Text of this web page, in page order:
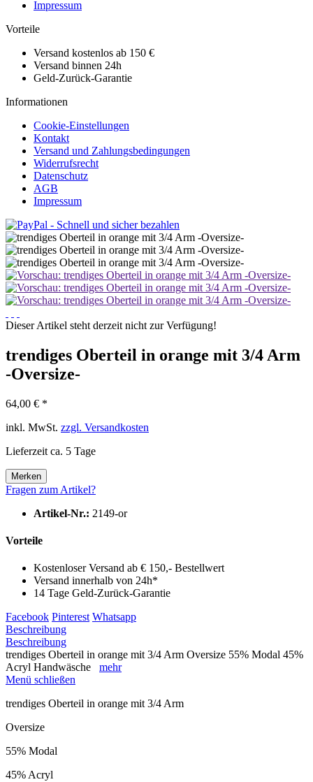
Impressum
Vorteile
Versand kostenlos ab 150 €
Versand binnen 24h
Geld-Zurück-Garantie
Informationen
Cookie-Einstellungen
Kontakt
Versand und Zahlungsbedingungen
Widerrufsrecht
Datenschutz
AGB
Impressum
Dieser Artikel steht derzeit nicht zur Verfügung!
trendiges Oberteil in orange mit 3/4 Arm
-Oversize-
64,00 € *
inkl. MwSt. zzgl. Versandkosten
Lieferzeit ca. 5 Tage
Merken
Fragen zum Artikel?
Artikel-Nr.: 2149-or
Vorteile
Kostenloser Versand ab € 150,- Bestellwert
Versand innerhalb von 24h*
14 Tage Geld-Zurück-Garantie
Facebook Pinterest Whatsapp
Beschreibung
Beschreibung
trendiges Oberteil in orange mit 3/4 Arm Oversize 55% Modal 45%
Acryl Handwäsche mehr
Menü schließen
trendiges Oberteil in orange mit 3/4 Arm
Oversize
55% Modal
45% Acryl